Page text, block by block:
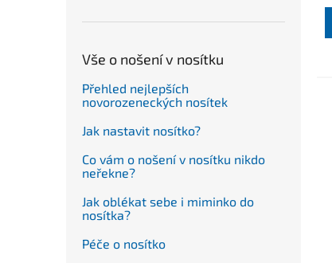
Vše o nošení v nosítku
Přehled nejlepších
novorozeneckých nosítek
Jak nastavit nosítko?
Co vám o nošení v nosítku nikdo
neřekne?
Jak oblékat sebe i miminko do
nosítka?
Péče o nosítko